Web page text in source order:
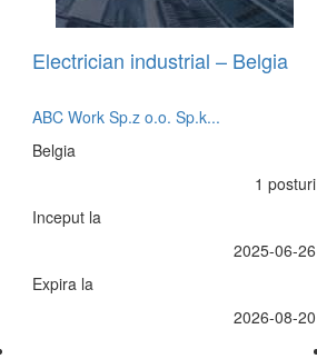
Electrician industrial – Belgia
ABC Work Sp.z o.o. Sp.k...
Belgia
1 posturi
Inceput la
2025-06-26
Expira la
2026-08-20